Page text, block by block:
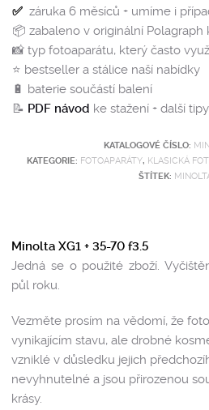
✅ záruka 6 měsíců + umíme i
📦 zabaleno v originální Polagraph
📸 typ fotoaparátu, který často
⭐️ bestseller a stálice naší nabídky
🔋 baterie součástí balení
📝 PDF návod ke stažení + další
KATALOGOVÉ ČÍSLO:
KATEGORIE: FOTOAPARÁTY, KLASICKÁ
ŠTÍTEK:
Minolta XG1 + 35-70 f3.5
Jedná se o použité zboží.
půl roku.
Vezměte prosím na vědomí, že
vynikajícím stavu, ale drobné
vzniklé v důsledku jejich
nevyhnutelné a jsou přirozenou
krásy.